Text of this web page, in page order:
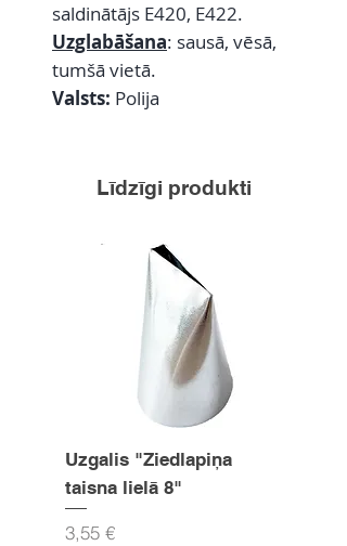
saldinātājs E420, E422.
Uzglabāšana: sausā, vēsā,
tumšā vietā.
Valsts: Polija
Līdzīgi produkti
Uzgalis "Ziedlapiņa
taisna lielā 8"
Cena
3,55 €